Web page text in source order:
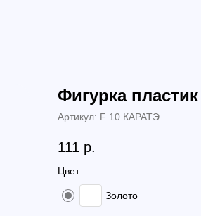
Фигурка
Артикул: F 10 КАРАТЭ
111 р.
Цвет
Золото